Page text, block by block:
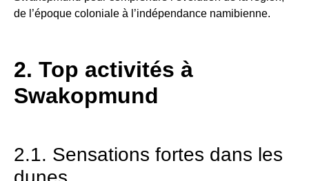
de l’époque coloniale à l’indépendance namibienne.
2. Top activités à
Swakopmund
2.1. Sensations fortes dans les